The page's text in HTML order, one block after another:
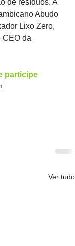
de resíduos. A
Abudo
Lixo Zero,
CEO da
participe
Ver tudo